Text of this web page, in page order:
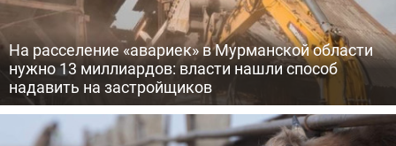
На расселение «авариек» в Мурманской области
нужно 13 миллиардов: власти нашли способ
надавить на застройщиков